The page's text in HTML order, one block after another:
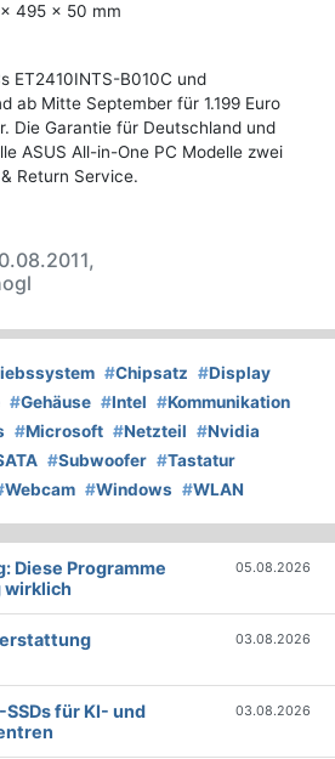
495 x 50 mm
ET2410INTS-B010C und
ab Mitte September für 1.199 Euro
Die Garantie für Deutschland und
ASUS All-in-One PC Modelle zwei
Return Service.
#Chipsatz #Display
#Gehäuse #Intel #Kommunikation
#Microsoft #Netzteil #Nvidia
#Subwoofer #Tastatur
Webcam #Windows #WLAN
Diese Programme
wirklich
05.08.2026
03.08.2026
SSDs für KI- und
03.08.2026